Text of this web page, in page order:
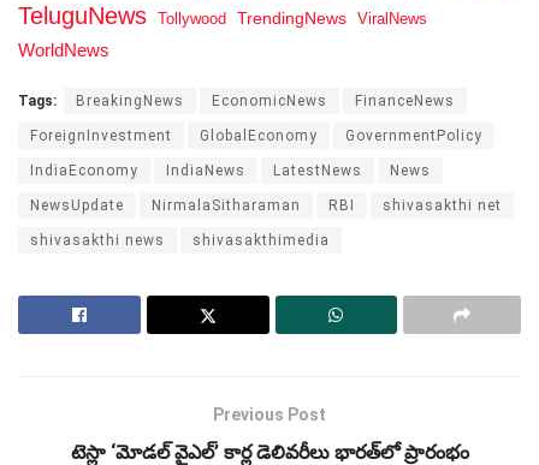
TeluguNews Tollywood TrendingNews ViralNews
WorldNews
Tags: BreakingNews EconomicNews FinanceNews
ForeignInvestment GlobalEconomy GovernmentPolicy
IndiaEconomy IndiaNews LatestNews News
NewsUpdate NirmalaSitharaman RBI shivasakthi net
shivasakthi news shivasakthimedia
Previous Post
టెస్లా ‘మోడల్ వైఎల్’ కార్ల డెలివరీలు భారత్‌లో ప్రారంభం